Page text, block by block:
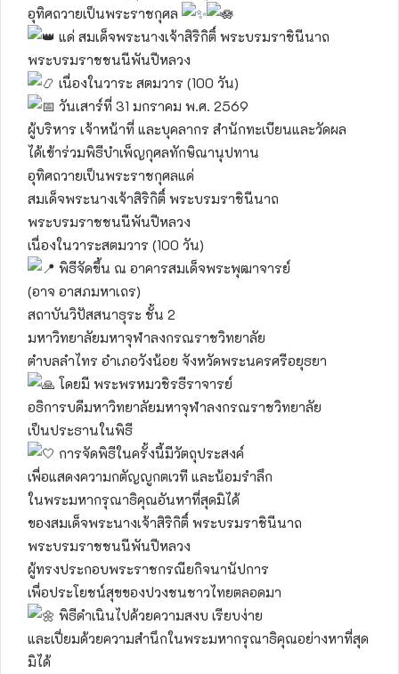
อุทิศถวายเป็นพระราชกุศล
แด่ สมเด็จพระนางเจ้าสิริกิติ์ พระบรมราชินีนาถ
พระบรมราชชนนีพันปีหลวง
เนื่องในวาระ สตมวาร (100 วัน)
วันเสาร์ที่ 31 มกราคม พ.ศ. 2569
ผู้บริหาร เจ้าหน้าที่ และบุคลากร สำนักทะเบียนและวัดผล
ได้เข้าร่วมพิธีบำเพ็ญกุศลทักษิณานุปทาน
อุทิศถวายเป็นพระราชกุศลแด่
สมเด็จพระนางเจ้าสิริกิติ์ พระบรมราชินีนาถ
พระบรมราชชนนีพันปีหลวง
เนื่องในวาระสตมวาร (100 วัน)
พิธีจัดขึ้น ณ อาคารสมเด็จพระพุฒาจารย์
(อาจ อาสภมหาเถร)
สถาบันวิปัสสนาธุระ ชั้น 2
มหาวิทยาลัยมหาจุฬาลงกรณราชวิทยาลัย
ตำบลลำไทร อำเภอวังน้อย จังหวัดพระนครศรีอยุธยา
โดยมี พระพรหมวชิรธีราจารย์
อธิการบดีมหาวิทยาลัยมหาจุฬาลงกรณราชวิทยาลัย
เป็นประธานในพิธี
การจัดพิธีในครั้งนี้มีวัตถุประสงค์
เพื่อแสดงความกตัญญูกตเวที และน้อมรำลึก
ในพระมหากรุณาธิคุณอันหาที่สุดมิได้
ของสมเด็จพระนางเจ้าสิริกิติ์ พระบรมราชินีนาถ
พระบรมราชชนนีพันปีหลวง
ผู้ทรงประกอบพระราชกรณียกิจนานัปการ
เพื่อประโยชน์สุขของปวงชนชาวไทยตลอดมา
พิธีดำเนินไปด้วยความสงบ เรียบง่าย
และเปี่ยมด้วยความสำนึกในพระมหากรุณาธิคุณอย่างหาที่สุด
มิได้